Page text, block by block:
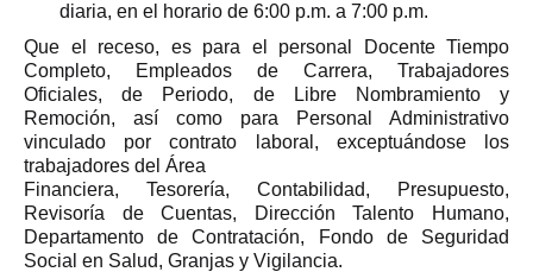
diaria, en el horario de 6:00 p.m. a 7:00 p.m.
Que el receso, es para el personal Docente Tiempo
Completo, Empleados de Carrera, Trabajadores
Oficiales, de Periodo, de Libre Nombramiento y
Remoción, así como para Personal Administrativo
vinculado por contrato laboral, exceptuándose los
trabajadores del Área
Financiera, Tesorería, Contabilidad, Presupuesto,
Revisoría de Cuentas, Dirección Talento Humano,
Departamento de Contratación, Fondo de Seguridad
Social en Salud, Granjas y Vigilancia.